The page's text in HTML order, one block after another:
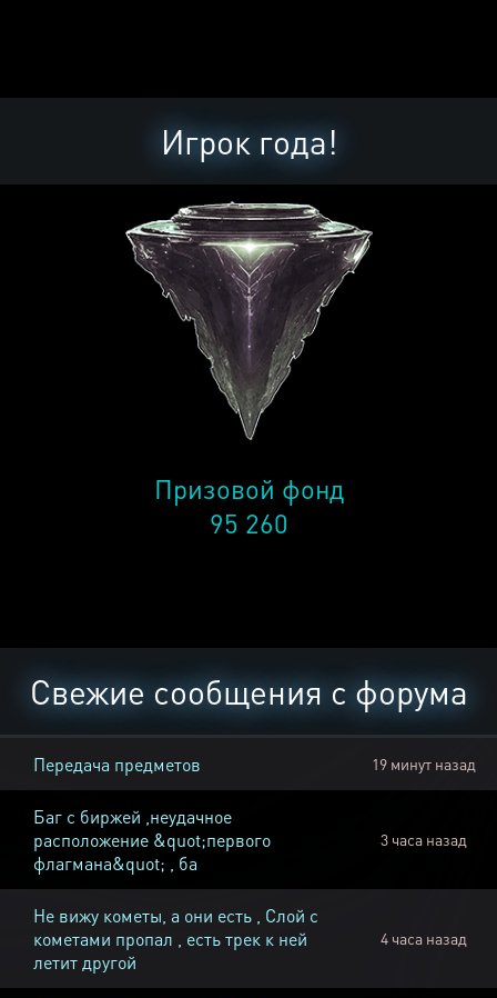
Игрок года!
Призовой фонд
95 260
Свежие сообщения с форума
Передача предметов 19 минут назад
Баг с биржей ,неудачное
расположение &quot;первого
флагмана&quot; , ба
3 часа назад
Не вижу кометы, а они есть , Слой с
кометами пропал , есть трек к ней
летит другой
4 часа назад